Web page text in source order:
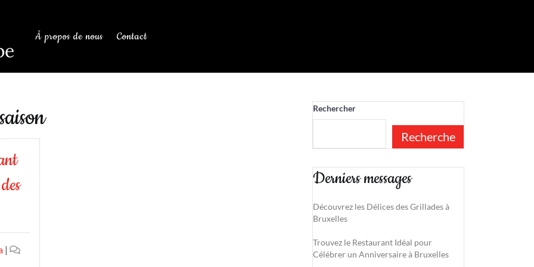
À propos de nous Contact
|
Rechercher
Recherche
Derniers messages
Découvrez les Délices des Grillades à
Bruxelles
Trouvez le Restaurant Idéal pour
Célébrer un Anniversaire à Bruxelles